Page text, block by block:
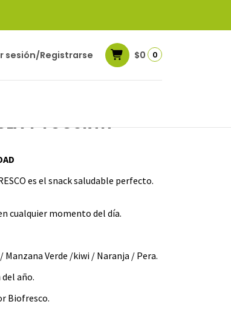
sesión/Registrarse $0 0
Y YOGURTH
es el snack saludable perfecto.
cualquier momento del día.
Verde /kiwi / Naranja / Pera.
año.
Biofresco.